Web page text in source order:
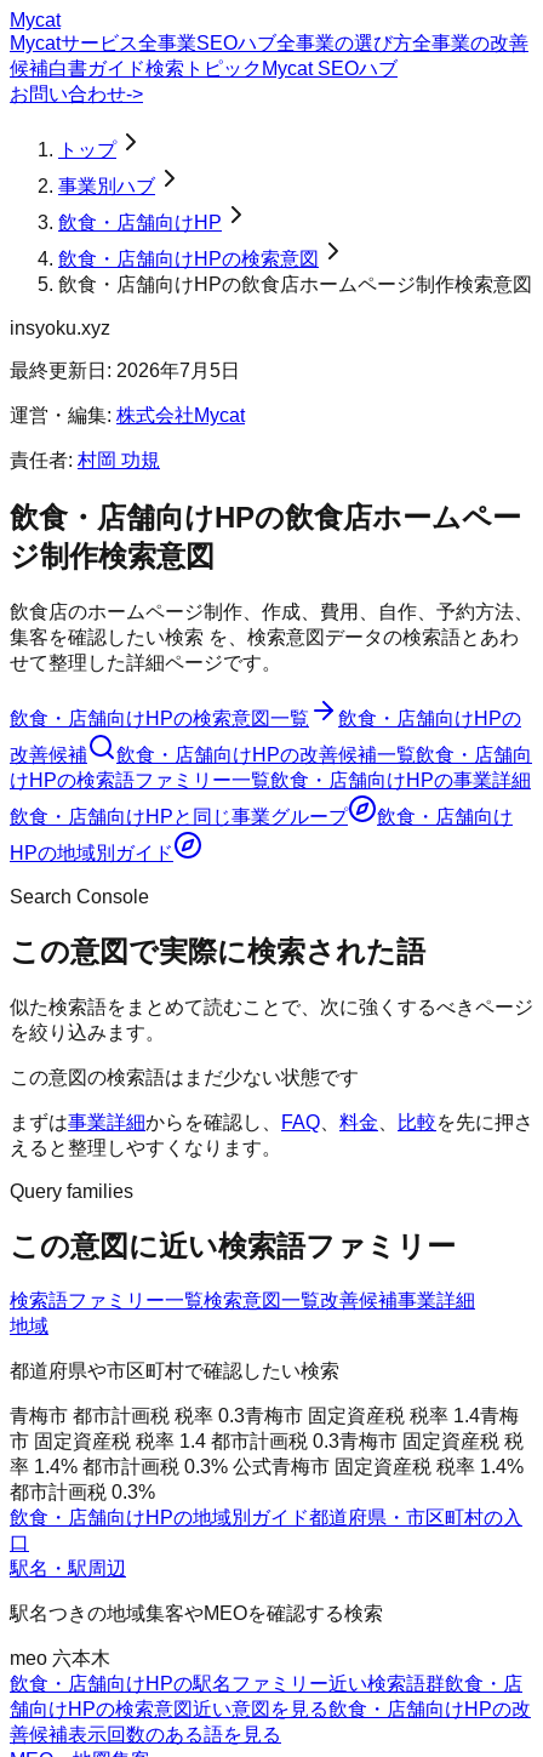
Mycat
Mycatサービス全事業SEOハブ全事業の選び方全事業の改善
候補白書ガイド検索トピック Mycat SEOハブ
お問い合わせ->
トップ
事業別ハブ
飲食・店舗向けHP
飲食・店舗向けHPの検索意図
飲食・店舗向けHPの飲食店ホームページ制作検索意図
insyoku.xyz
最終更新日: 2026年7月5日
運営・編集: 株式会社Mycat
責任者: 村岡 功規
飲食・店舗向けHPの飲食店ホームペー
ジ制作検索意図
飲食店のホームページ制作、作成、費用、自作、予約方法、
集客を確認したい検索 を、検索意図データの検索語とあわ
せて整理した詳細ページです。
飲食・店舗向けHPの検索意図一覧 飲食・店舗向けHPの
改善候補
飲食・店舗向けHPの改善候補一覧飲食・店舗向
けHPの検索語ファミリー一覧飲食・店舗向けHPの事業詳細
飲食・店舗向けHPと同じ事業グループ
飲食・店舗向け
HPの地域別ガイド
Search Console
この意図で実際に検索された語
似た検索語をまとめて読むことで、次に強くするべきページ
を絞り込みます。
この意図の検索語はまだ少ない状態です
まずは事業詳細からを確認し、 FAQ 料金 比較を先に押さ
えると整理しやすくなります。
Query families
この意図に近い検索語ファミリー
検索語ファミリー一覧検索意図一覧改善候補事業詳細
地域
都道府県や市区町村で確認したい検索
青梅市 都市計画税 税率 0.3青梅市 固定資産税 税率 1.4青梅
市 固定資産税 税率 1.4 都市計画税 0.3青梅市 固定資産税 税
率 1.4% 都市計画税 0.3% 公式青梅市 固定資産税 税率 1.4%
都市計画税 0.3%
飲食・店舗向けHPの地域別ガイド都道府県・市区町村の入
口
駅名・駅周辺
駅名つきの地域集客やMEOを確認する検索
meo 六本木
飲食・店舗向けHPの駅名ファミリー近い検索語群飲食・店
舗向けHPの検索意図近い意図を見る飲食・店舗向けHPの改
善候補表示回数のある語を見る